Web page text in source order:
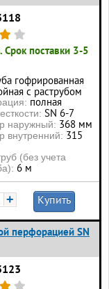
Срок поставки 3-5
гофрированная
с раструбом
полная
SN 6-7
наружный: 368 мм
внутренний: 315
(без учета
6 м
+ Купить
перфорацией SN